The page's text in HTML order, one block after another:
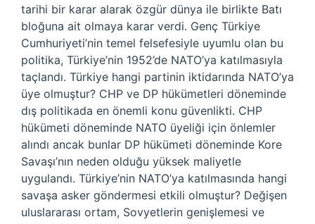
tarihi bir karar alarak özgür dünya ile birlikte Batı
bloğuna ait olmaya karar verdi. Genç Türkiye
Cumhuriyeti’nin temel felsefesiyle uyumlu olan bu
politika, Türkiye’nin 1952’de NATO’ya katılmasıyla
taçlandı. Türkiye hangi partinin iktidarında NATO’ya
üye olmuştur? CHP ve DP hükümetleri döneminde
dış politikada en önemli konu güvenlikti. CHP
hükümeti döneminde NATO üyeliği için önlemler
alındı ​​ancak bunlar DP hükümeti döneminde Kore
Savaşı’nın neden olduğu yüksek maliyetle
uygulandı. Türkiye’nin NATO’ya katılmasında hangi
savaşa asker göndermesi etkili olmuştur? Değişen
uluslararası ortam, Sovyetlerin genişlemesi ve